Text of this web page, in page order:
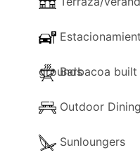
groundsBarbacoa built
Outdoor Dining
Sunloungers